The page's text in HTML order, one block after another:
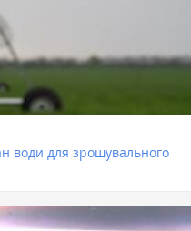
води для зрошувального